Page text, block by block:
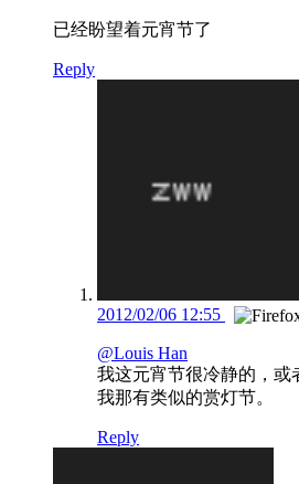
已经盼望着元宵节了
Reply
2012/02/06 12:55
@Louis Han
我这元宵节很冷静的，或
我那有类似的赏灯节。
Reply